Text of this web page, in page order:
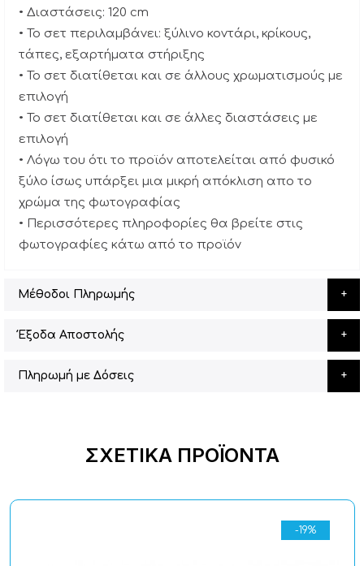
• Διαστάσεις: 120 cm
• Το σετ περιλαμβάνει: ξύλινο κοντάρι, κρίκους,
τάπες, εξαρτήματα στήριξης
• Το σετ διατίθεται και σε άλλους χρωματισμούς με
επιλογή
• Το σετ διατίθεται και σε άλλες διαστάσεις με
επιλογή
• Λόγω του ότι το προϊόν αποτελείται από φυσικό
ξύλο ίσως υπάρξει μια μικρή απόκλιση απο το
χρώμα της φωτογραφίας
• Περισσότερες πληροφορίες θα βρείτε στις
φωτογραφίες κάτω από το προϊόν
Μέθοδοι Πληρωμής
Έξοδα Αποστολής
Πληρωμή με Δόσεις
ΣΧΕΤΙΚΆ ΠΡΟΪΌΝΤΑ
-19%